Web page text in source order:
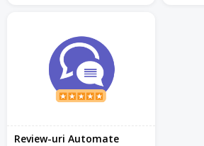
Review-uri Automate